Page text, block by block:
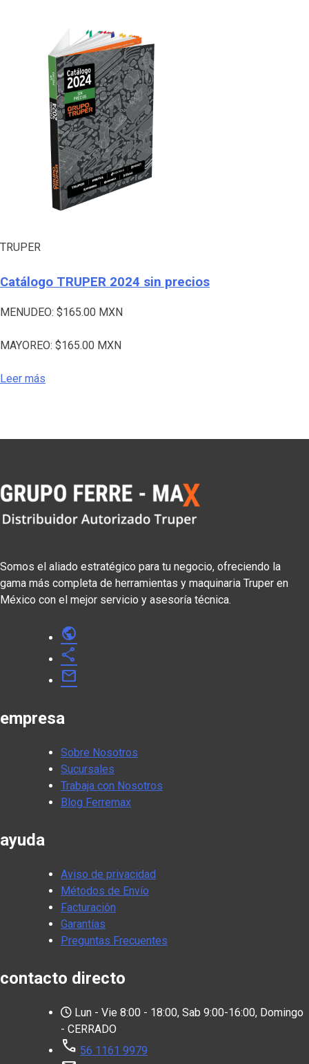
TRUPER
Catálogo TRUPER 2024 sin precios
MENUDEO: $165.00 MXN
MAYOREO: $165.00 MXN
Leer más
Somos el aliado estratégico para tu negocio, ofreciendo la
gama más completa de herramientas y maquinaria Truper en
México con el mejor servicio y asesoría técnica.
public
share
mail
empresa
Sobre Nosotros
Sucursales
Trabaja con Nosotros
Blog Ferremax
ayuda
Aviso de privacidad
Métodos de Envío
Facturación
Garantías
Preguntas Frecuentes
contacto directo
Lun - Vie 8:00 - 18:00, Sab 9:00-16:00, Domingo
- CERRADO
call 56 1161 9979